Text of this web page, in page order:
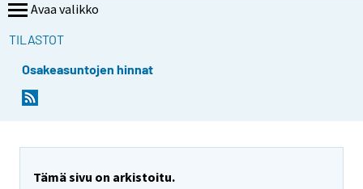
Avaa valikko
TILASTOT
Osakeasuntojen hinnat
Tämä sivu on arkistoitu.